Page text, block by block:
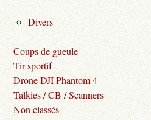
Divers
Coups de gueule
Tir sportif
Drone DJI Phantom 4
Talkies / CB / Scanners
Non classés